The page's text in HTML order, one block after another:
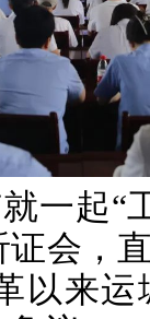
起“
会，
以来